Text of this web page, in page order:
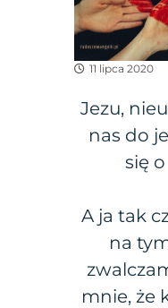
11 lipca 2020
Jezu,
nas do
się
A ja tak
na
mnie, że